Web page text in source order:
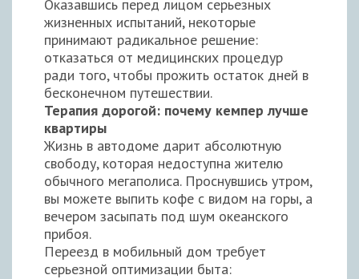
Оказавшись перед лицом серьезных
жизненных испытаний, некоторые
принимают радикальное решение:
отказаться от медицинских процедур
ради того, чтобы прожить остаток дней в
бесконечном путешествии.
Терапия дорогой: почему кемпер лучше
квартиры
Жизнь в автодоме дарит абсолютную
свободу, которая недоступна жителю
обычного мегаполиса. Проснувшись утром,
вы можете выпить кофе с видом на горы, а
вечером засыпать под шум океанского
прибоя.
Переезд в мобильный дом требует
серьезной оптимизации быта: